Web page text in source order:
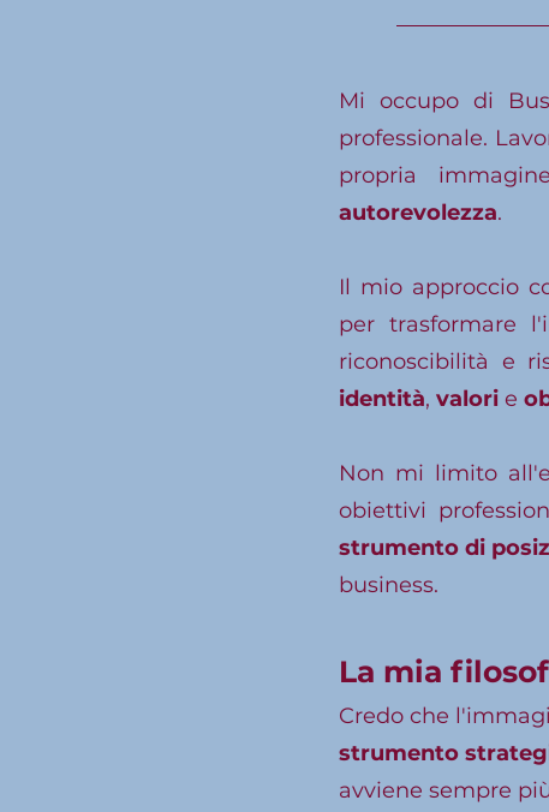
Mi occupo di
professionale.
propria
autorevolezza.
Il mio approccio
per trasformare
riconoscibilità e
identità, valori e
Non mi limito
obiettivi
strumento di
business.
La mia
Credo che
strumento
avviene sempre